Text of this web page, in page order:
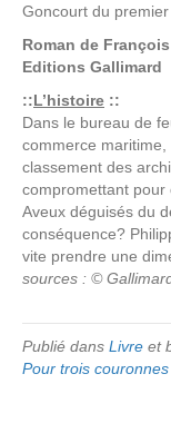
Goncourt du premier
Roman de
Editions Gallimard
::L’histoire ::
Dans le bureau de
commerce
classement des
compromettant pour
Aveux déguisés du
conséquence?
vite prendre une
sources : ©
Publié dans Livre et
Pour trois couronnes